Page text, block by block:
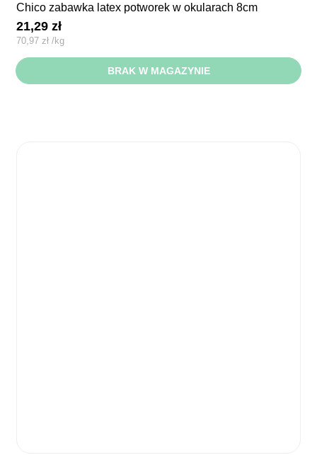
chico zabawka latex potworek w okularach 8cm
21,29zł
70,97 zł /kg
BRAK W MAGAZYNIE